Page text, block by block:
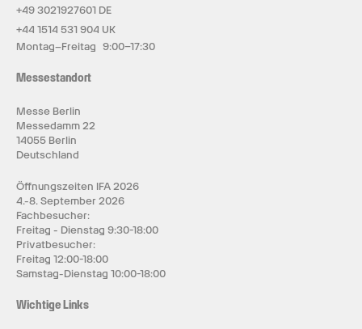
+49 3021927601 DE
+44 1514 531 904 UK
Montag–Freitag 9:00–17:30
Messestandort
Messe Berlin
Messedamm 22
14055 Berlin
Deutschland
Öffnungszeiten IFA 2026
4.-8. September 2026
Fachbesucher:
Freitag - Dienstag 9:30-18:00
Privatbesucher:
Freitag 12:00-18:00
Samstag-Dienstag 10:00-18:00
Wichtige Links